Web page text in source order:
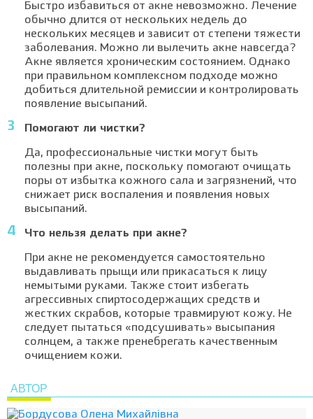
Быстро избавиться от акне невозможно. Лечение
обычно длится от нескольких недель до
нескольких месяцев и зависит от степени тяжести
заболевания. Можно ли вылечить акне навсегда?
Акне является хроническим состоянием. Однако
при правильном комплексном подходе можно
добиться длительной ремиссии и контролировать
появление высыпаний.
Помогают ли чистки?
Да, профессиональные чистки могут быть
полезны при акне, поскольку помогают очищать
поры от избытка кожного сала и загрязнений, что
снижает риск воспаления и появления новых
высыпаний.
Что нельзя делать при акне?
При акне не рекомендуется самостоятельно
выдавливать прыщи или прикасаться к лицу
немытыми руками. Также стоит избегать
агрессивных спиртосодержащих средств и
жестких скрабов, которые травмируют кожу. Не
следует пытаться «подсушивать» высыпания
солнцем, а также пренебрегать качественным
очищением кожи.
АВТОР